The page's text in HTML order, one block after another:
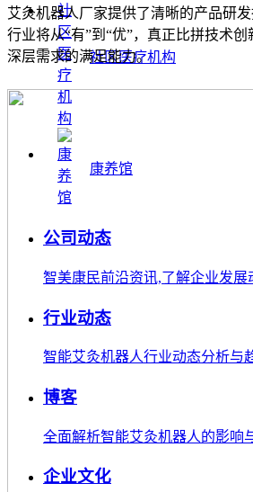
社区医疗机构
康养馆
公司动态
智美康民前沿资讯,了解企业发展
行业动态
智能艾灸机器人行业动态分析与
博客
全面解析智能艾灸机器人的影响
企业文化
艾灸机器人厂家提供了清晰的产品研发
行业将从“有”到“优”，真正比拼技术
深层需求的满足能力。